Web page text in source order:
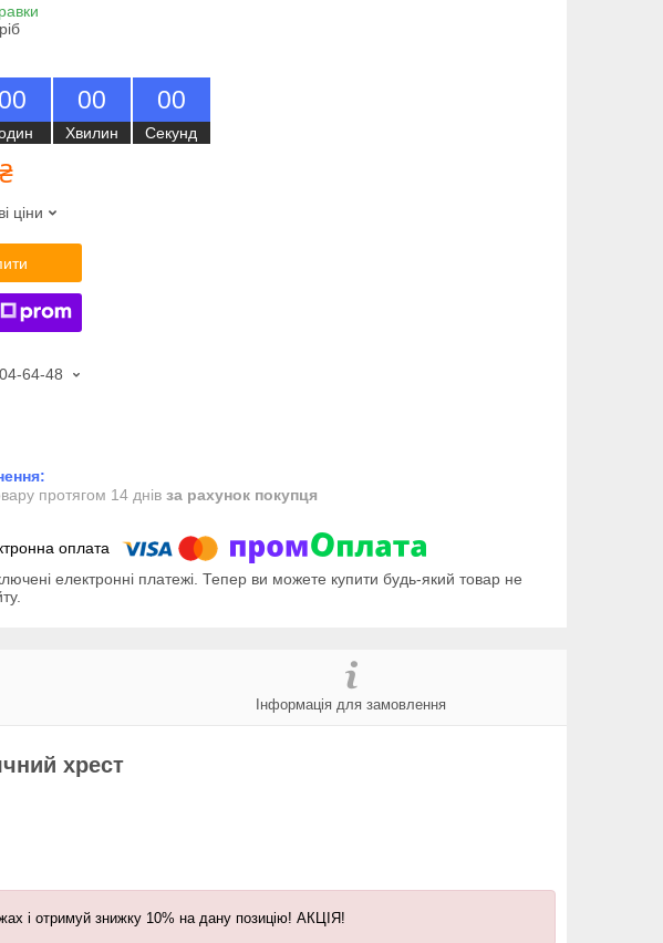
00 00
Хвилин
00
Секунд
ціни
64-48
протягом 14 днів за рахунок покупця
електронні платежі. Тепер ви можете купити будь-який товар не
Інформація для замовлення
хрест
і отримуй знижку 10% на данупозицію! АКЦІЯ!